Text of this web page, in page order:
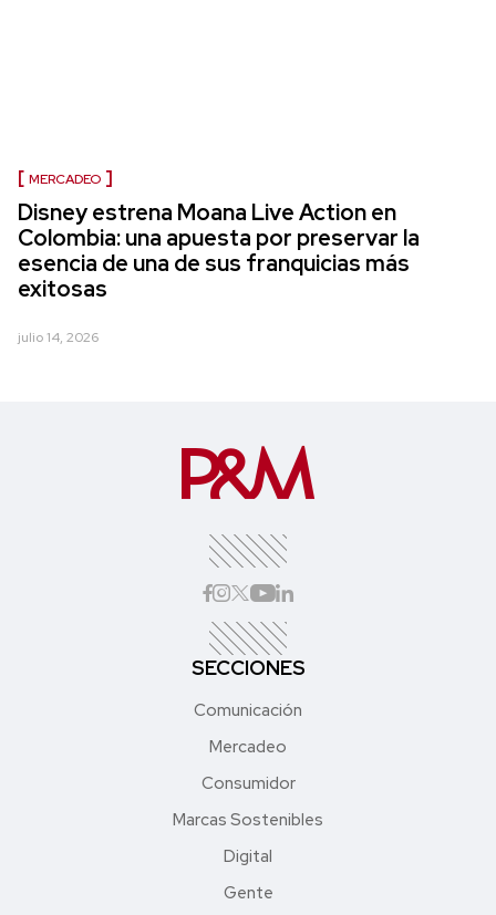
MERCADEO
Disney estrena Moana Live Action en
Colombia: una apuesta por preservar la
esencia de una de sus franquicias más
exitosas
julio 14, 2026
SECCIONES
Comunicación
Mercadeo
Consumidor
Marcas Sostenibles
Digital
Gente